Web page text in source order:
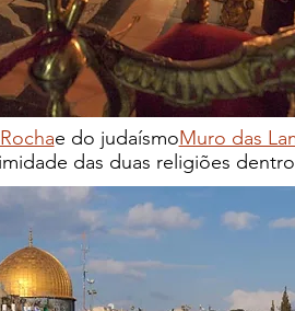
e do judaísmoMuro das
das duas religiões